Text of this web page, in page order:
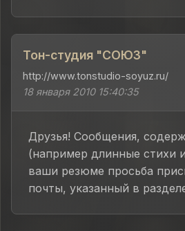
Тон-студия "СОЮЗ"
http://www.tonstudio-soyuz.ru/
18 января 2010 15:40:35
Друзья! Сообщения,
(например длинные стихи
ваши резюме просьба
почты, указанный в